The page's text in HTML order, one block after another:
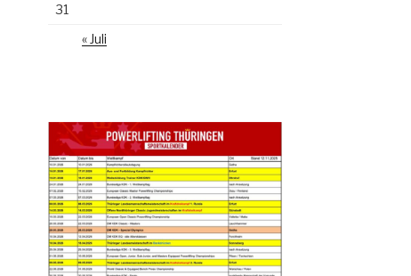
31
« Juli